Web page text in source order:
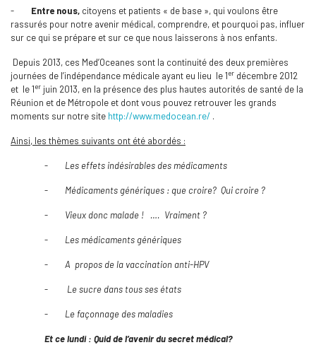
- Entre nous, citoyens et patients « de base », qui voulons être
rassurés pour notre avenir médical, comprendre, et pourquoi pas, influer
sur ce qui se prépare et sur ce que nous laisserons à nos enfants.
Depuis 2013, ces Med’Oceanes sont la continuité des deux premières
journées de l’indépendance médicale ayant eu lieu le 1er décembre 2012
et le 1er juin 2013, en la présence des plus hautes autorités de santé de la
Réunion et de Métropole et dont vous pouvez retrouver les grands
moments sur notre site http://www.medocean.re/ .
Ainsi, les thèmes suivants ont été abordés :
- Les effets indésirables des médicaments
- Médicaments génériques : que croire? Qui croire ?
- Vieux donc malade ! …. Vraiment ?
- Les médicaments génériques
- A propos de la vaccination anti-HPV
- Le sucre dans tous ses états
- Le façonnage des maladies
Et ce lundi : Quid de l’avenir du secret médical?